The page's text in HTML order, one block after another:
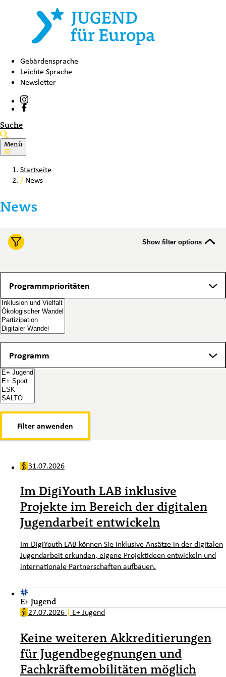
Gebärdensprache
Leichte Sprache
Newsletter
Suche
Menü
Startseite
/ News
News
Show filter options
Programmprioritäten
Programm
Filter anwenden
31.07.2026
Im DigiYouth LAB inklusive
Projekte im Bereich der digitalen
Jugendarbeit entwickeln
Im DigiYouth LAB können Sie inklusive Ansätze in der digitalen
Jugendarbeit erkunden, eigene Projektideen entwickeln und
internationale Partnerschaften aufbauen.
E+ Jugend
27.07.2026 | E+ Jugend
Keine weiteren Akkreditierungen
für Jugendbegegnungen und
Fachkräftemobilitäten möglich